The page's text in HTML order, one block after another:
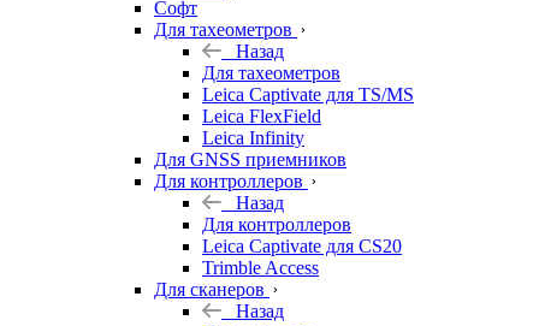
Софт
Для тахеометров
Назад
Для тахеометров
Leica Captivate для TS/MS
Leica FlexField
Leica Infinity
Для GNSS приемников
Для контроллеров
Назад
Для контроллеров
Leica Captivate для CS20
Trimble Access
Для сканеров
Назад